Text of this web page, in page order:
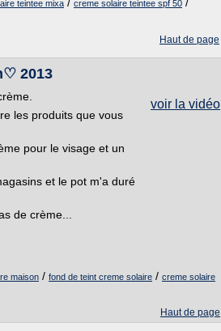
teintee mixa creme solaire teintee spf 50
Haut de page
2013
voir la vidéo
les produits que vous
pour le visage et un
et le pot m'a duré
de crème...
maison / fond de teint creme solaire / creme solaire
Haut de page